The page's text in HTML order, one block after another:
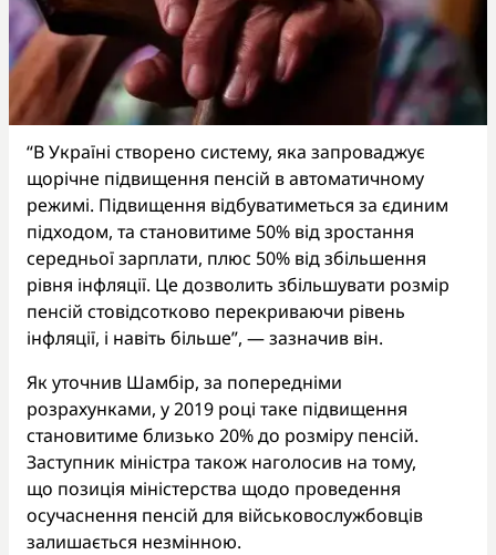
“В Україні створено систему, яка запроваджує
щорічне підвищення пенсій в автоматичному
режимі. Підвищення відбуватиметься за єдиним
підходом, та становитиме 50% від зростання
середньої зарплати, плюс 50% від збільшення
рівня інфляції. Це дозволить збільшувати розмір
пенсій стовідсотково перекриваючи рівень
інфляції, і навіть більше”, — зазначив він.
Як уточнив Шамбір, за попередніми
розрахунками, у 2019 році таке підвищення
становитиме близько 20% до розміру пенсій.
Заступник міністра також наголосив на тому,
що позиція міністерства щодо проведення
осучаснення пенсій для військовослужбовців
залишається незмінною.